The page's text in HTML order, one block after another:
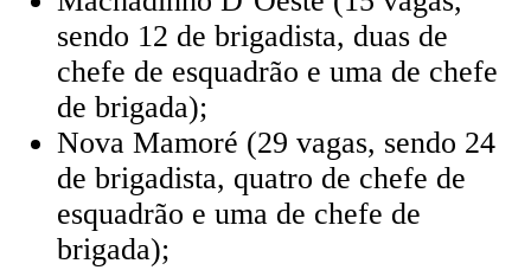
sendo 12 de brigadista, duas de
chefe de esquadrão e uma de chefe
de brigada);
Nova Mamoré (29 vagas, sendo 24
de brigadista, quatro de chefe de
esquadrão e uma de chefe de
brigada);